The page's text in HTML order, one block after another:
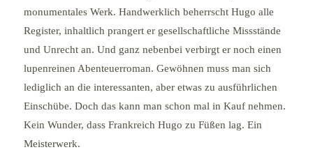
monumentales Werk. Handwerklich beherrscht Hugo alle
Register, inhaltlich prangert er gesellschaftliche Missstände
und Unrecht an. Und ganz nebenbei verbirgt er noch einen
lupenreinen Abenteuerroman. Gewöhnen muss man sich
lediglich an die interessanten, aber etwas zu ausführlichen
Einschübe. Doch das kann man schon mal in Kauf nehmen.
Kein Wunder, dass Frankreich Hugo zu Füßen lag. Ein
Meisterwerk.